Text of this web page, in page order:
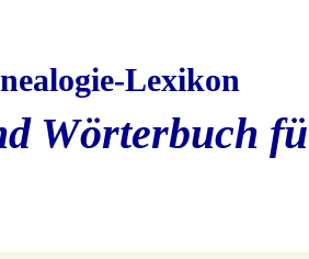
Lexikon
Wörterbuch